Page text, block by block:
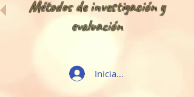
Métodos de investigación y
evaluación
Iniciar sesión